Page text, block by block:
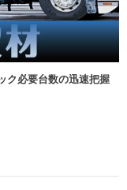
ク必要台数の迅速把握